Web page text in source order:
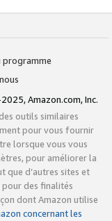
programme
Amazon.com, Inc.
outils similaires
pour vous fournir
lorsque vous vous
pour améliorer la
que d’autres sites et
pour des finalités
dont Amazon utilise
concernant les